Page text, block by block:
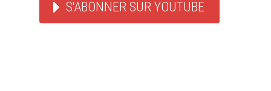
S'ABONNER SUR YOUTUBE